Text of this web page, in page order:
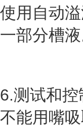
使用自动
一部分槽液
6.测试和控
不能用嘴